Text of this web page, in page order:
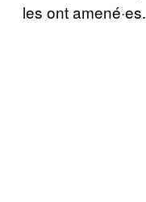
les ont amené·es.